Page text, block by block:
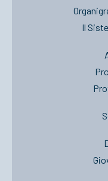
Il